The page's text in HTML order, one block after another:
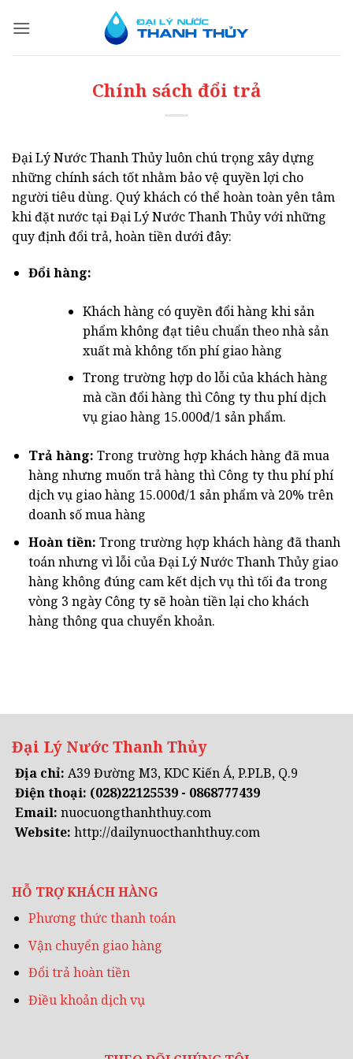
qua
Chính sách đổi trả
Đại Lý Nước Thanh Thủy luôn chú trọng xây dựng
những chính sách tốt nhằm bảo vệ quyền lợi cho
người tiêu dùng. Quý khách có thể hoàn toàn yên tâm
khi đặt nước tại Đại Lý Nước Thanh Thủy với những
quy định đổi trả, hoàn tiền dưới đây:
Đổi hàng:
Khách hàng có quyền đổi hàng khi sản
phẩm không đạt tiêu chuẩn theo nhà sản
xuất mà không tốn phí giao hàng
Trong trường hợp do lỗi của khách hàng
mà cần đổi hàng thì Công ty thu phí dịch
vụ giao hàng 15.000đ/1 sản phẩm.
Trả hàng: Trong trường hợp khách hàng đã mua
hàng nhưng muốn trả hàng thì Công ty thu phí phí
dịch vụ giao hàng 15.000đ/1 sản phẩm và 20% trên
doanh số mua hàng
Hoàn tiền: Trong trường hợp khách hàng đã thanh
toán nhưng vì lỗi của Đại Lý Nước Thanh Thủy giao
hàng không đúng cam kết dịch vụ thì tối đa trong
vòng 3 ngày Công ty sẽ hoàn tiền lại cho khách
hàng thông qua chuyển khoản.
Đại Lý Nước Thanh Thủy
Địa chỉ: A39 Đường M3, KDC Kiến Á, P.PLB, Q.9
Điện thoại: (028)22125539 - 0868777439
Email: nuocuongthanhthuy.com
Website: http://dailynuocthanhthuy.com
HỖ TRỢ KHÁCH HÀNG
Phương thức thanh toán
Vận chuyển giao hàng
Đổi trả hoàn tiền
Điều khoản dịch vụ